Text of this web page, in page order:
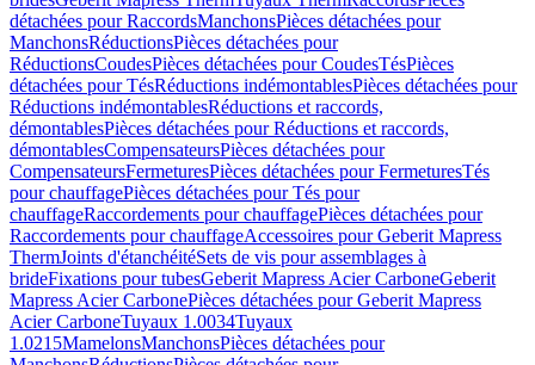
détachées pour RaccordsManchonsPièces détachées pour
ManchonsRéductionsPièces détachées pour
RéductionsCoudesPièces détachées pour CoudesTésPièces
détachées pour TésRéductions indémontablesPièces détachées pour
Réductions indémontablesRéductions et raccords,
démontablesPièces détachées pour Réductions et raccords,
démontablesCompensateursPièces détachées pour
CompensateursFermeturesPièces détachées pour FermeturesTés
pour chauffagePièces détachées pour Tés pour
chauffageRaccordements pour chauffagePièces détachées pour
Raccordements pour chauffageAccessoires pour Geberit Mapress
ThermJoints d'étanchéitéSets de vis pour assemblages à
brideFixations pour tubesGeberit Mapress Acier CarboneGeberit
Mapress Acier CarbonePièces détachées pour Geberit Mapress
Acier CarboneTuyaux 1.0034Tuyaux
1.0215MamelonsManchonsPièces détachées pour